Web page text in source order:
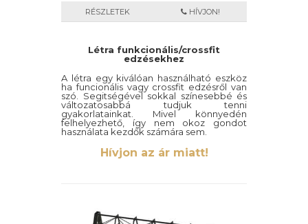
RÉSZLETEK HÍVJON!
Létra funkcionális/crossfit
edzésekhez
A létra egy kiválóan használható eszköz
ha funcionális vagy crossfit edzésről van
szó. Segitségével sokkal színesebbé és
változatosabbá tudjuk tenni
gyakorlatainkat. Mivel könnyedén
felhelyezhető, így nem okoz gondot
használata kezdők számára sem.
Hívjon az ár miatt!